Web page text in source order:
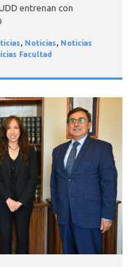
entrenan con
, Noticias, Noticias
Facultad